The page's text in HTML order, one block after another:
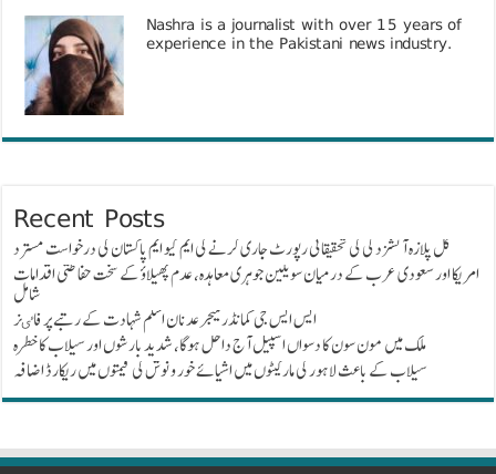
Nashra is a journalist with over 15 years of
experience in the Pakistani news industry.
Recent Posts
گل پلازہ آتشزدگی کی تحقیقاتی رپورٹ جاری کرنے کی ایم کیو ایم پاکستان کی درخواست مسترد
امریکا اور سعودی عرب کے درمیان سویلین جوہری معاہدہ، عدم پھیلاؤ کے سخت حفاظتی اقدامات
شامل
ایس ایس جی کمانڈر میجر عدنان اسلم شہادت کے رتبے پر فاٸز
ملک میں مون سون کا دسواں اسپیل آج داخل ہوگا، شدید بارشوں اور سیلاب کا خطرہ
سیلاب کے باعث لاہور کی مارکیٹوں میں اشیائے خور و نوش کی قیمتوں میں ریکارڈ اضافہ